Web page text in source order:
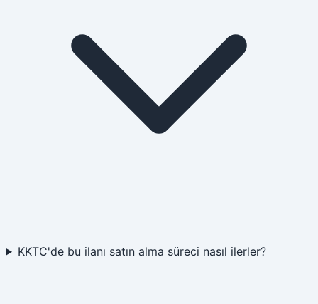
KKTC'de bu ilanı satın alma süreci nasıl ilerler?